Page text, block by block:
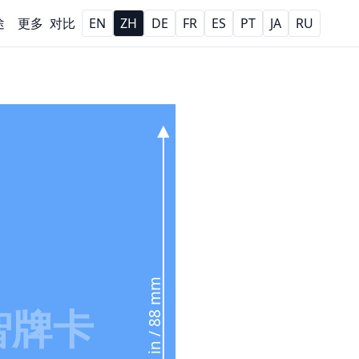
更多 对比 EN ZH DE FR ES PT JA RU
3.46 in / 88 mm
卡